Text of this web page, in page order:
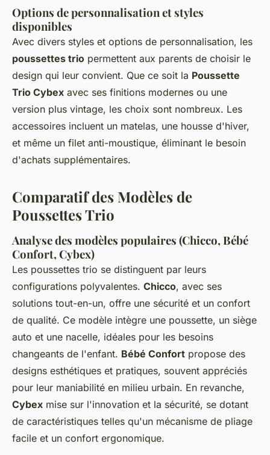
Options de personnalisation et styles
disponibles
Avec divers styles et options de personnalisation, les
poussettes trio permettent aux parents de choisir le
design qui leur convient. Que ce soit la Poussette
Trio Cybex avec ses finitions modernes ou une
version plus vintage, les choix sont nombreux. Les
accessoires incluent un matelas, une housse d'hiver,
et même un filet anti-moustique, éliminant le besoin
d'achats supplémentaires.
Comparatif des Modèles de
Poussettes Trio
Analyse des modèles populaires (Chicco, Bébé
Confort, Cybex)
Les poussettes trio se distinguent par leurs
configurations polyvalentes. Chicco, avec ses
solutions tout-en-un, offre une sécurité et un confort
de qualité. Ce modèle intègre une poussette, un siège
auto et une nacelle, idéales pour les besoins
changeants de l'enfant. Bébé Confort propose des
designs esthétiques et pratiques, souvent appréciés
pour leur maniabilité en milieu urbain. En revanche,
Cybex mise sur l'innovation et la sécurité, se dotant
de caractéristiques telles qu'un mécanisme de pliage
facile et un confort ergonomique.